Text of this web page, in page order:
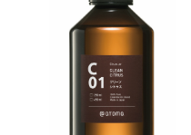
定期 業務用オイル450ml
頻度で絞り込む
毎月お届け